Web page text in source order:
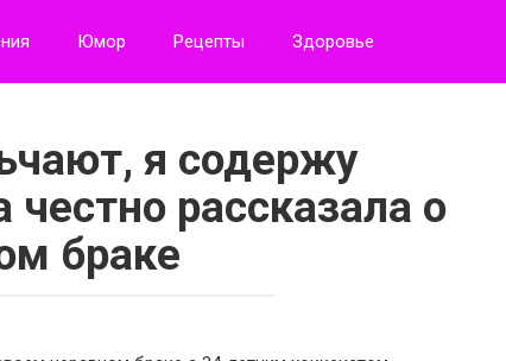
Юмор Рецепты Здоровье
я содержу
рассказала о
браке